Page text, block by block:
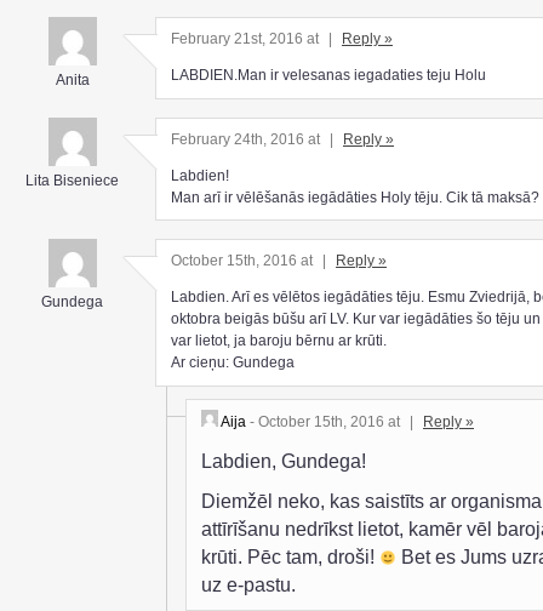
Anita
February 21st, 2016 at Reply »
LABDIEN.Man ir velesanas iegadaties teju Holu
Lita Biseniece
February 24th, 2016 at | Reply »
Labdien!
Man arī ir vēlēšanās iegādāties Holy tēju. Cik tā maksā?
Gundega
October 15th, 2016 at Reply »
Labdien. Arī es vēlētos iegādāties tēju. Esmu Zviedrijā,
oktobra beigās būšu arī LV. Kur var iegādāties šo tēju
var lietot, ja baroju bērnu ar krūti.
Ar cieņu: Gundega
Aija - October 15th, 2016 at Reply »
Labdien, Gundega!
Diemžēl neko, kas saistīts ar organisma
attīrīšanu nedrīkst lietot, kamēr vēl
krūti. Pēc tam, droši!
Bet es Jums
uz e-pastu.